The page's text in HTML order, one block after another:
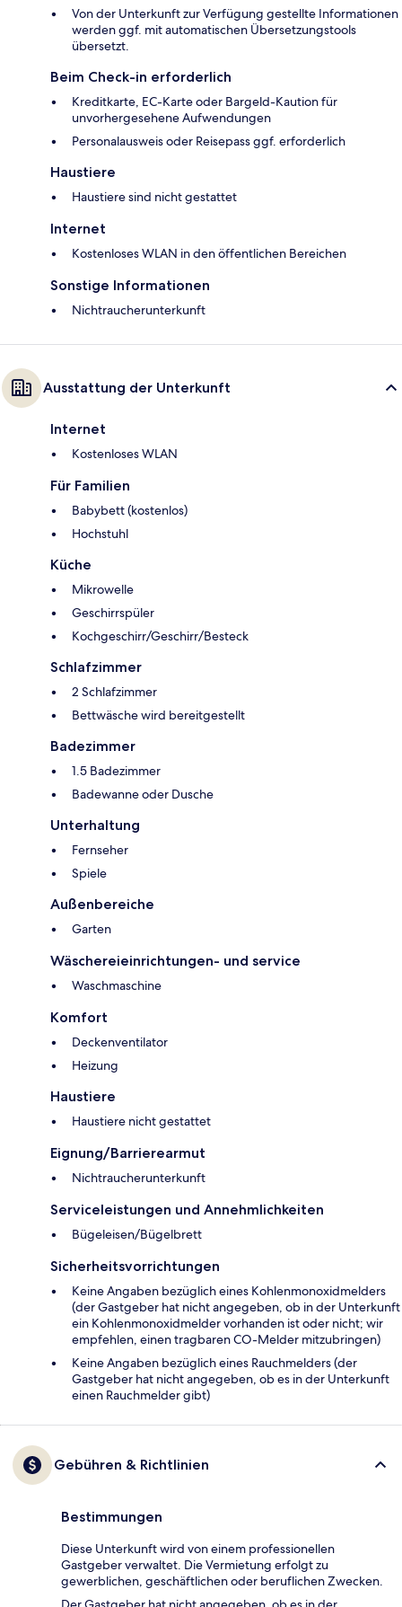
Von der Unterkunft zur Verfügung gestellte Informationen
werden ggf. mit automatischen Übersetzungstools
übersetzt.
Beim Check-in erforderlich
Kreditkarte, EC-Karte oder Bargeld-Kaution für
unvorhergesehene Aufwendungen
Personalausweis oder Reisepass ggf. erforderlich
Haustiere
Haustiere sind nicht gestattet
Internet
Kostenloses WLAN in den öffentlichen Bereichen
Sonstige Informationen
Nichtraucherunterkunft
Ausstattung der Unterkunft
Internet
Kostenloses WLAN
Für Familien
Babybett (kostenlos)
Hochstuhl
Küche
Mikrowelle
Geschirrspüler
Kochgeschirr/Geschirr/Besteck
Schlafzimmer
2 Schlafzimmer
Bettwäsche wird bereitgestellt
Badezimmer
1.5 Badezimmer
Badewanne oder Dusche
Unterhaltung
Fernseher
Spiele
Außenbereiche
Garten
Wäschereieinrichtungen- und service
Waschmaschine
Komfort
Deckenventilator
Heizung
Haustiere
Haustiere nicht gestattet
Eignung/Barrierearmut
Nichtraucherunterkunft
Serviceleistungen und Annehmlichkeiten
Bügeleisen/Bügelbrett
Sicherheitsvorrichtungen
Keine Angaben bezüglich eines Kohlenmonoxidmelders
(der Gastgeber hat nicht angegeben, ob in der Unterkunft
ein Kohlenmonoxidmelder vorhanden ist oder nicht; wir
empfehlen, einen tragbaren CO-Melder mitzubringen)
Keine Angaben bezüglich eines Rauchmelders (der
Gastgeber hat nicht angegeben, ob es in der Unterkunft
einen Rauchmelder gibt)
Gebühren & Richtlinien
Bestimmungen
Diese Unterkunft wird von einem professionellen
Gastgeber verwaltet. Die Vermietung erfolgt zu
gewerblichen, geschäftlichen oder beruflichen Zwecken.